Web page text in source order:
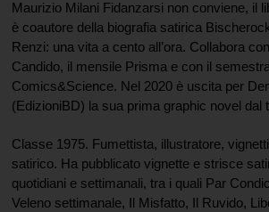
Maurizio Milani Fidanzarsi non conviene, il
è coautore della biografia satirica
Renzi: una vita a cento all’ora. Collabora
Candido, il mensile Prisma e con il
Comics&Science. Nel 2020 è uscita per
(EdizioniBD) la sua prima graphic novel dal
Classe 1975. Fumettista, illustratore,
satirico. Ha pubblicato vignette e strisce
quotidiani e settimanali, tra i quali Par
Veleno settimanale, Il Misfatto, Il Ruvido,